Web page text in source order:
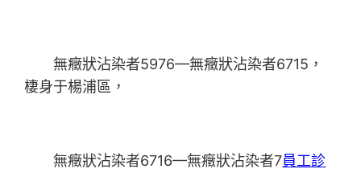
無癥狀沾染者5976—無癥狀沾染者6715，
棲身于楊浦區，
無癥狀沾染者6716—無癥狀沾染者7員工診